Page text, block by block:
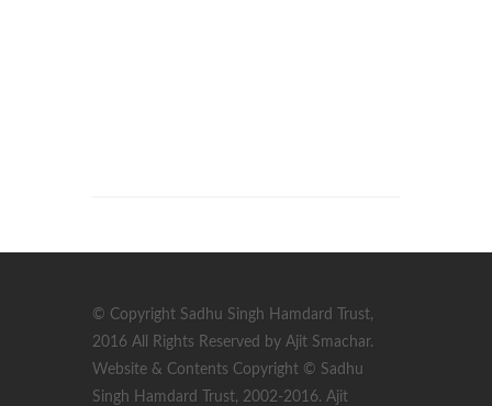
© Copyright Sadhu Singh Hamdard Trust,
2016 All Rights Reserved by Ajit Smachar.
Website & Contents Copyright © Sadhu
Singh Hamdard Trust, 2002-2016. Ajit